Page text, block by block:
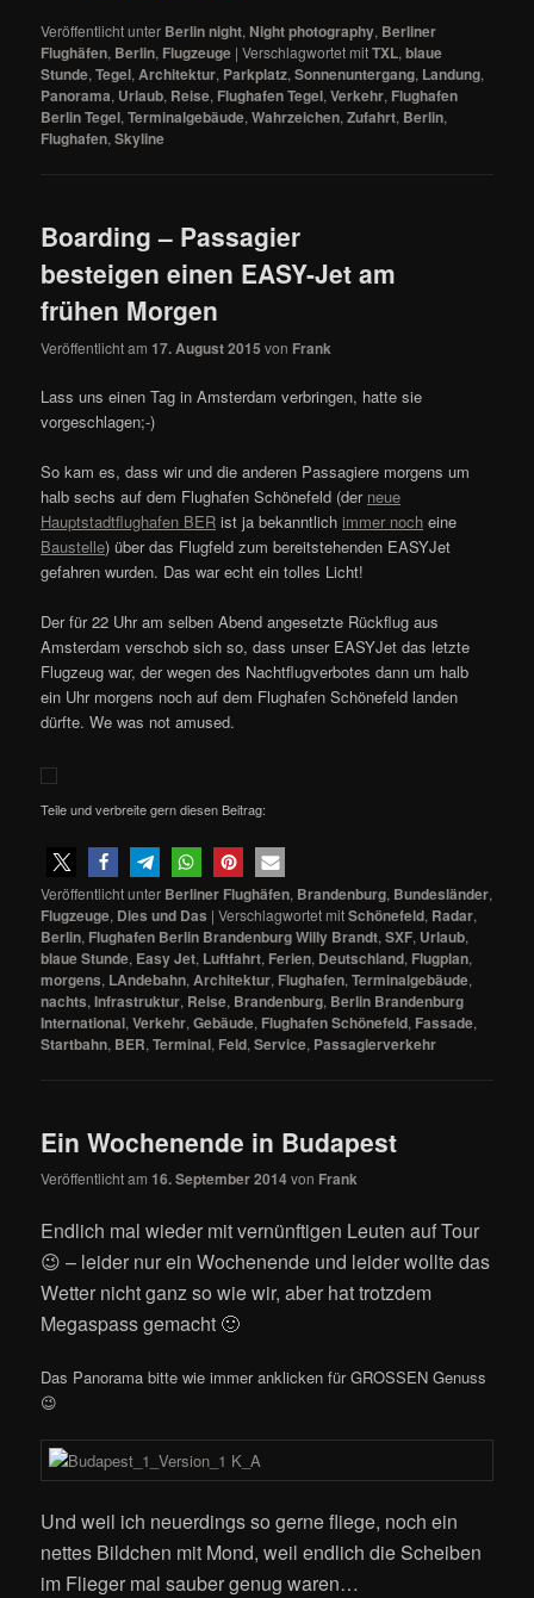
Veröffentlicht unter Berlin night, Night photography, Berliner
Flughäfen, Berlin, Flugzeuge |Verschlagwortet mitTXL,blaue
Stunde,Tegel, Architektur, Parkplatz,Sonnenuntergang, Landung,
Panorama, Urlaub, Reise, Flughafen Tegel,Verkehr, Flughafen
Berlin Tegel,Terminalgebäude,Wahrzeichen,Zufahrt, Berlin,
Flughafen,Skyline
Boarding – Passagier
besteigen einen EASY-Jet am
frühen Morgen
Veröffentlicht am 17. August 2015 von Frank
Lass uns einen Tag in Amsterdam verbringen, hatte sie
vorgeschlagen;-)
So kam es, dass wir und die anderen Passagiere morgens um
halb sechs auf dem Flughafen Schönefeld (der neue
Hauptstadtflughafen BER ist ja bekanntlichimmer noch eine
Baustelle) über das Flugfeld zum bereitstehenden EASYJet
gefahren wurden. Das war echt ein tolles Licht!
Der für 22 Uhr am selben Abend angesetzte Rückflug aus
Amsterdam verschob sich so, dass unser EASYJet das letzte
Flugzeug war, der wegen des Nachtflugverbotes dann um halb
ein Uhr morgens noch auf dem Flughafen Schönefeld landen
dürfte. We was not amused.
Teile und verbreite gern diesen Beitrag:
Veröffentlicht unter Berliner Flughäfen, Brandenburg, Bundesländer,
Flugzeuge, Dies und Das |Verschlagwortet mitSchönefeld, Radar,
Berlin, Flughafen Berlin Brandenburg Willy Brandt,SXF, Urlaub,
blaue Stunde, Easy Jet, Luftfahrt, Ferien, Deutschland, Flugplan,
morgens, LAndebahn, Architektur, Flughafen,Terminalgebäude,
nachts,Infrastruktur, Reise, Brandenburg, Berlin Brandenburg
International,Verkehr,Gebäude, Flughafen Schönefeld, Fassade,
Startbahn, BER,Terminal, Feld,Service, Passagierverkehr
Ein Wochenende in Budapest
Veröffentlicht am 16. September 2014von Frank
Endlich mal wieder mit vernünftigen Leuten auf Tour
😉 – leider nur ein Wochenende und leider wollte das
Wetter nicht ganz so wie wir, aber hat trotzdem
Megaspass gemacht 🙂
Das Panorama bitte wie immer anklicken für GROSSEN Genuss
😉
Und weil ich neuerdings so gerne fliege, noch ein
nettes Bildchen mit Mond, weil endlich die Scheiben
im Flieger mal sauber genug waren…